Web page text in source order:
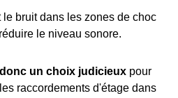
le bruit dans les zones de choc
le niveau sonore.
un choix judicieux pour
raccordements d'étage dans